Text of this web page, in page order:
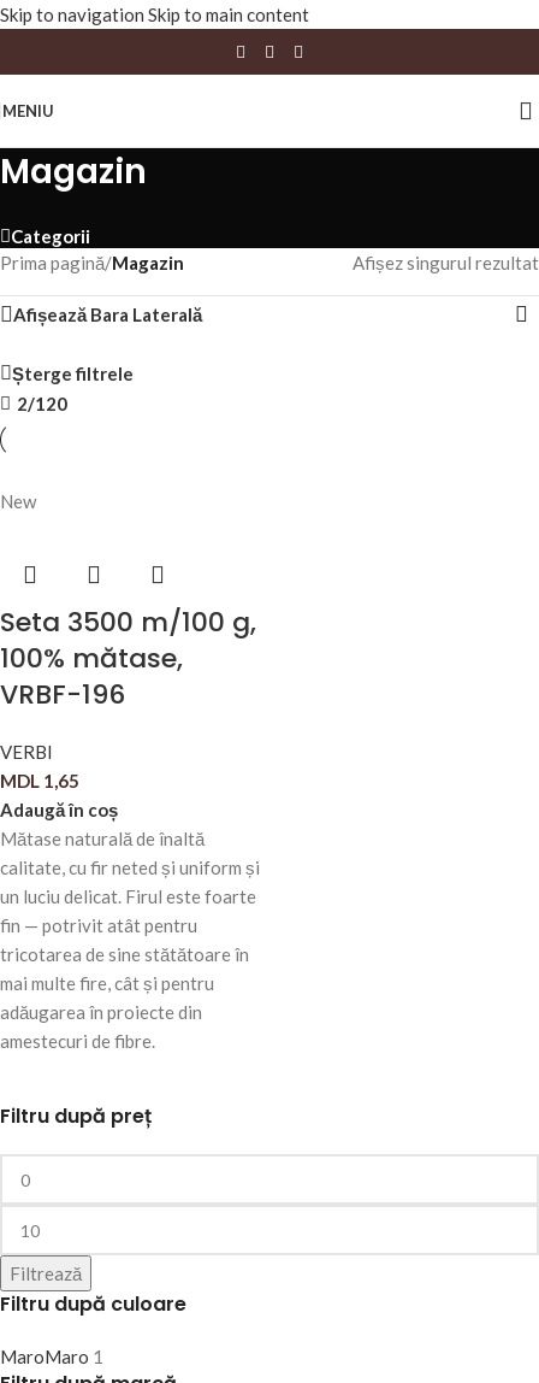
Skip to navigation Skip to main content
MENIU
Magazin
Categorii
Filtru după preț
Filtrează
Filtru după culoare
MaroMaro 1
Prima pagină/Magazin Afișez singurul rezultat
Afișează Bara Laterală
Șterge filtrele
2/120
New
Seta 3500 m/100 g,
100% mătase,
VRBF-196
VERBI
MDL 1,65
Adaugă în coș
Mătase naturală de înaltă
calitate, cu fir neted și uniform și
un luciu delicat. Firul este foarte
fin — potrivit atât pentru
tricotarea de sine stătătoare în
mai multe fire, cât și pentru
adăugarea în proiecte din
amestecuri de fibre.